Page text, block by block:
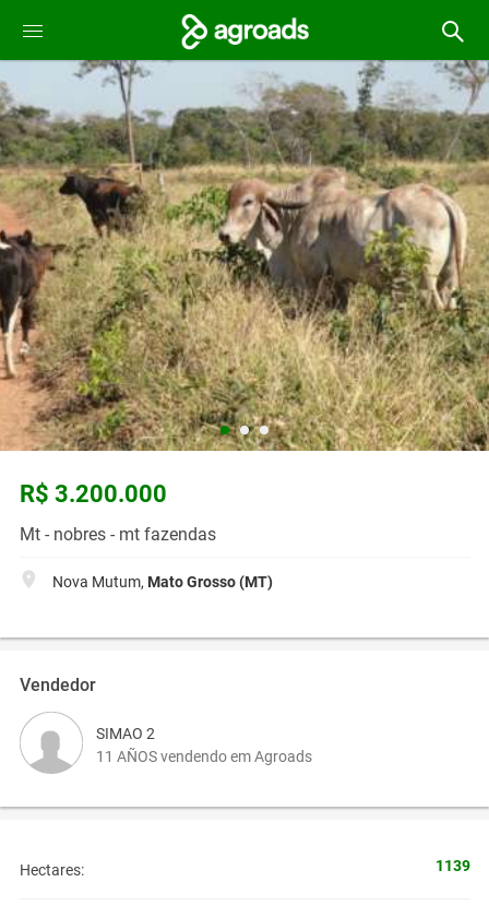
R$ 3.200.000
Mt - nobres - mt fazendas
Nova Mutum, Mato Grosso (MT)
Vendedor
SIMAO 2
11 AÑOS vendendo em Agroads
Hectares: 1139